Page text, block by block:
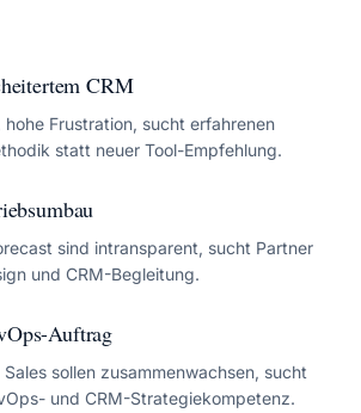
CRM
hohe Frustration, sucht erfahrenen
statt neuer Tool-Empfehlung.
sind intransparent, sucht Partner
und CRM-Begleitung.
Auftrag
sollen zusammenwachsen, sucht
und CRM-Strategiekompetenz.